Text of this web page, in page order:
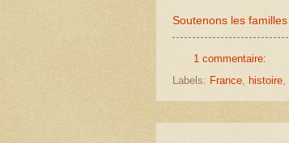
Soutenons les familles
1 commentaire:
Labels: France histoire